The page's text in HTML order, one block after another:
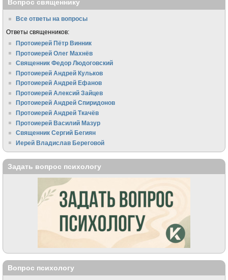
Вопрос священнику
Все ответы на вопросы
Ответы священников:
Протоиерей Пётр Винник
Протоиерей Олег Махнёв
Священник Федор Людоговский
Протоиерей Андрей Кульков
Протоиерей Андрей Ефанов
Протоиерей Алексий Зайцев
Протоиерей Андрей Спиридонов
Протоиерей Андрей Ткачёв
Протоиерей Василий Мазур
Священник Сергий Бегиян
Иерей Владислав Береговой
Задать вопрос психологу
Вопрос психологу